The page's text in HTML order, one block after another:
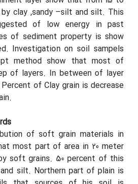
clay ,sandy –silt and silt. This
of low energy in past
of sediment property is show
Investigation on soil sampels
method show that most of
of layers. In between of layer
of Clay grain is decrease
of soft grain materials in
most part of area in 20 meter
soft grains. 50 percent of this
silt. Northern part of plain is